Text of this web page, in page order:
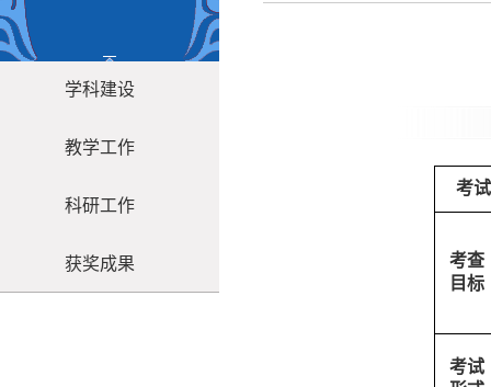
学科建设
教学工作
科研工作
获奖成果
考
考查
目标
考试